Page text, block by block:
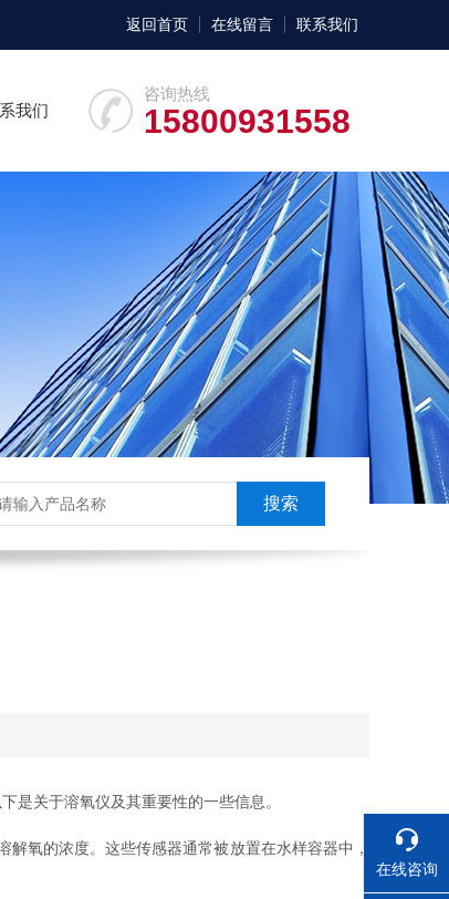
返回首页 在线留言 联系我们
咨询热线
15800931558
我们
关于溶氧仪及其重要性的一些信息。
氧的浓度。这些传感器通常被放置在水样容器中，
在线咨询